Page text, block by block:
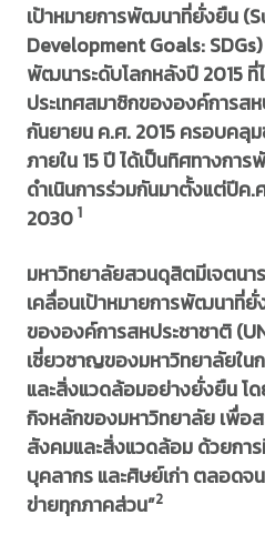
เป้าหมายการพัฒนาที่ยั่งยืน
Development Goals:
พัฒนาระดับโลกหลังปี 2015 ที่
ประเทศสมาชิกขององค์การส
กันยายน ค.ศ. 2015 ครอบคลุ
ภายใน 15 ปี ได้เป็นทิศทางกา
ดำเนินการร่วมกันมาตั้งแต่ปีค.
2030 1
มหาวิทยาลัยสวนดุสิตมีเจตน
เคลื่อนเป้าหมายการพัฒนาที่ยั่
ขององค์การสหประชาชาติ
เชี่ยวชาญของมหาวิทยาลัยใ
และสิ่งแวดล้อมอย่างยั่งยืน โ
กิจหลักของมหาวิทยาลัย เพื่อ
สังคมและสิ่งแวดล้อม ด้วยกา
บุคลากร และศิษย์เก่า ตลอดจ
ข่ายทุกภาคส่วน”2